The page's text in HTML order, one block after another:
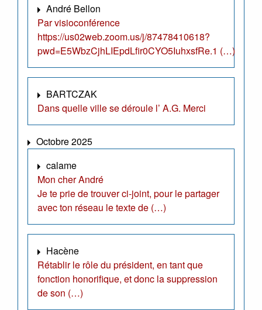
André Bellon
Par visioconférence
https://us02web.zoom.us/j/87478410618?
pwd=E5WbzCjhLIEpdLfir0CYO5IuhxsfRe.1 (…)
BARTCZAK
Dans quelle ville se déroule l’ A.G. Merci
Octobre 2025
calame
Mon cher André
Je te prie de trouver ci-joint, pour le partager
avec ton réseau le texte de (…)
Hacène
Rétablir le rôle du président, en tant que
fonction honorifique, et donc la suppression
de son (…)